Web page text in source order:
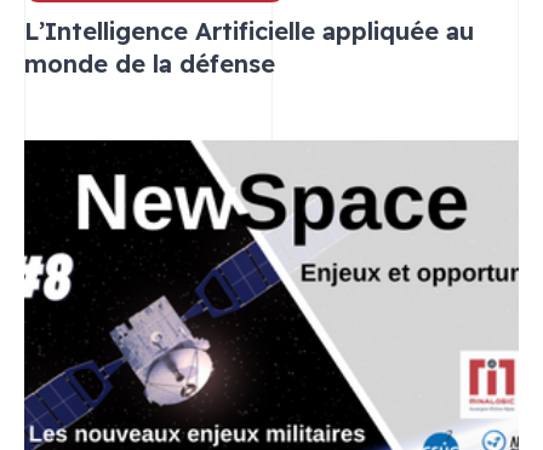
L’Intelligence Artificielle appliquée au
monde de la défense